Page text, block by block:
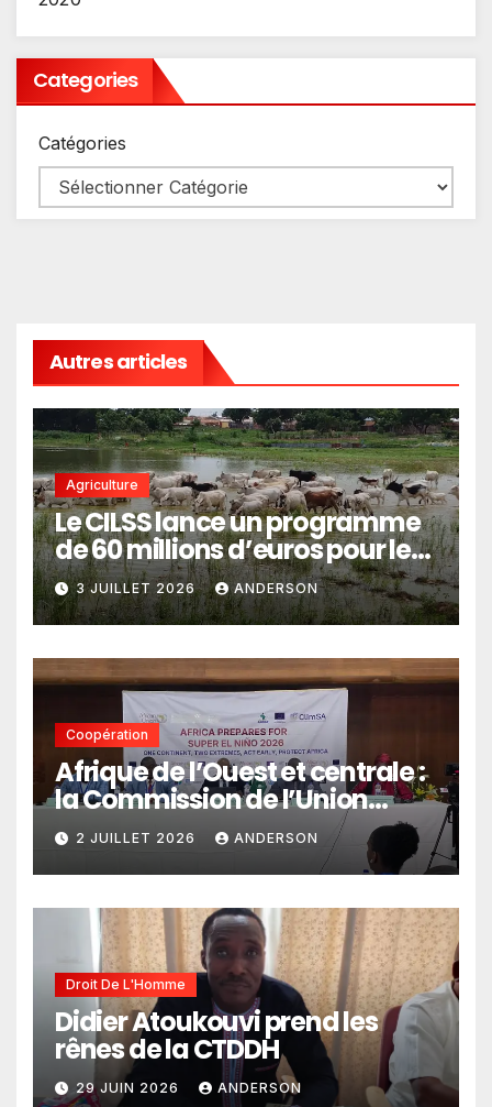
Categories
Catégories
Autres articles
Agriculture
Le CILSS lance un programme
de 60 millions d’euros pour le
pastoralisme
3 JUILLET 2026 ANDERSON
Coopération
Afrique de l’Ouest et centrale :
la Commission de l’Union
africaine veut renforcer
l’intégration des services
climatiques dans les
politiques publiques
2 JUILLET 2026 ANDERSON
Droit De L'Homme
Didier Atoukouvi prend les
rênes de la CTDDH
29 JUIN 2026 ANDERSON